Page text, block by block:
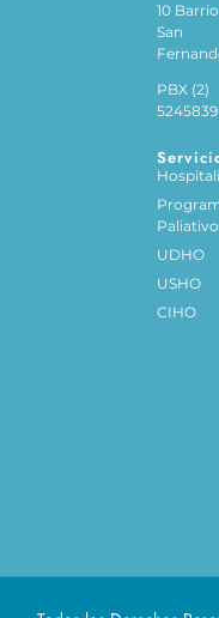
10 Barrio
San
PBX (2)
5245839
UDHO
USHO
CIHO